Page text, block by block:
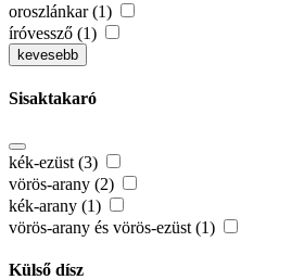
oroszlánkar (1)
íróvessző (1)
kevesebb
Sisaktakaró
kék-ezüst (3)
vörös-arany (2)
kék-arany (1)
vörös-arany és vörös-ezüst (1)
Külső dísz